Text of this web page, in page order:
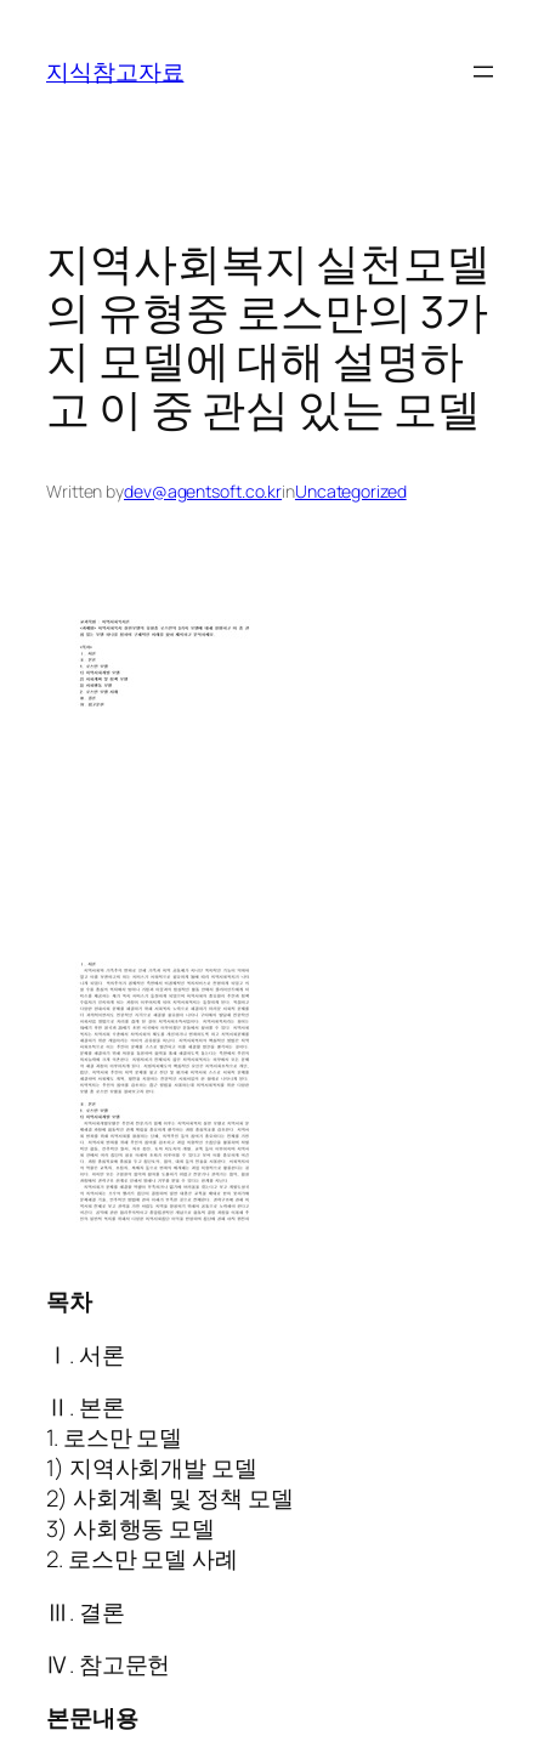
지식참고자료
지역사회복지 실천모델
의 유형중 로스만의 3가
지 모델에 대해 설명하
고 이 중 관심 있는 모델
Written bydev@agentsoft.co.krinUncategorized
목차
Ⅰ. 서론
Ⅱ. 본론
1. 로스만 모델
1) 지역사회개발 모델
2) 사회계획 및 정책 모델
3) 사회행동 모델
2. 로스만 모델 사례
Ⅲ. 결론
Ⅳ. 참고문헌
본문내용